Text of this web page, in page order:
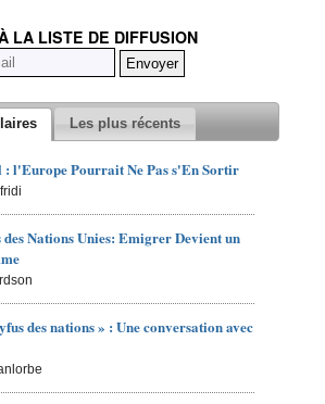
LA LISTE DE DIFFUSION
Les plus récents
: l'Europe Pourrait Ne Pas s'En Sortir
Nations Unies: Emigrer Devient un
des nations » : Une conversation avec